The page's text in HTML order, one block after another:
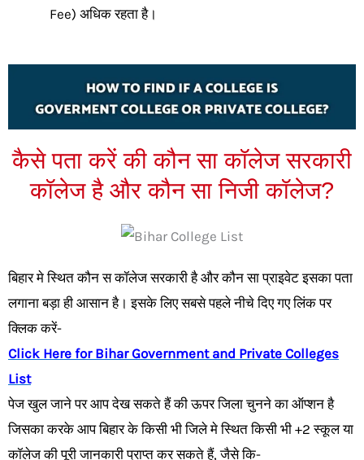
Fee) अधिक रहता है।
कैसे पता करें की कौन सा कॉलेज सरकारी
कॉलेज है और कौन सा निजी कॉलेज?
बिहार मे स्थित कौन स कॉलेज सरकारी है और कौन सा प्राइवेट इसका पता
लगाना बड़ा ही आसान है। इसके लिए सबसे पहले नीचे दिए गए लिंक पर
क्लिक करें-
Click Here for Bihar Government and Private Colleges
List
पेज खुल जाने पर आप देख सकते हैं की ऊपर जिला चुनने का ऑप्शन है
जिसका करके आप बिहार के किसी भी जिले मे स्थित किसी भी +2 स्कूल या
कॉलेज की पूरी जानकारी प्राप्त कर सकते हैं, जैसे कि-